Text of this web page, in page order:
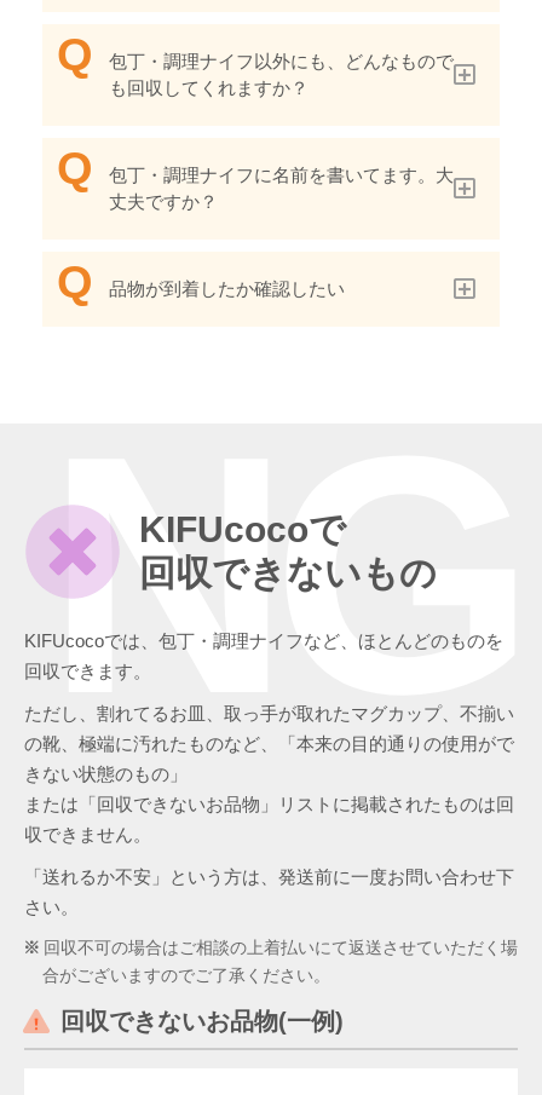
包丁・調理ナイフ以外にも、どんなもので
も回収してくれますか？
包丁・調理ナイフに名前を書いてます。大
丈夫ですか？
品物が到着したか確認したい
KIFUcocoで
回収できないもの
KIFUcocoでは、包丁・調理ナイフなど、ほとんどのものを
回収できます。
ただし、割れてるお皿、取っ手が取れたマグカップ、不揃い
の靴、極端に汚れたものなど、「本来の目的通りの使用がで
きない状態のもの」
または「回収できないお品物」リストに掲載されたものは回
収できません。
「送れるか不安」という方は、発送前に一度お問い合わせ下
さい。
回収不可の場合はご相談の上着払いにて返送させていただく場
合がございますのでご了承ください。
回収できないお品物(一例)
NG